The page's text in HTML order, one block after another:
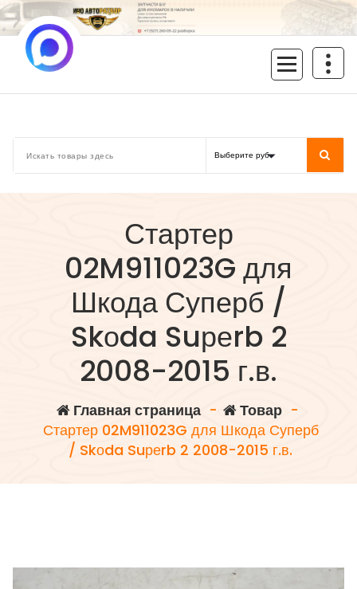
Перейти
к
содержимому
Стартер
02M911023G для
Шкода Суперб /
Skоda Suреrb 2
2008-2015 г.в.
Главная страница- Товар-
Стартер 02M911023G для Шкода Суперб
/ Skоda Suреrb 2 2008-2015 г.в.